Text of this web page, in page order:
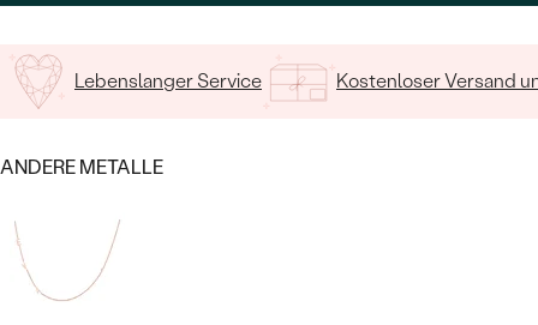
SILBER
NACH STYL
PERSONALISIERT
SYMBOLISCH
MINIMALISTISCH
NACH ANLASS
Lebenslanger Service Kostenloser Versand
ANDERE METALLE